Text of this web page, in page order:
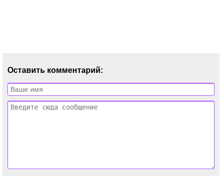
Оставить комментарий: